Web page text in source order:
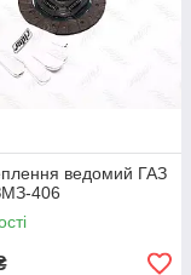
ведомий ГАЗ
406